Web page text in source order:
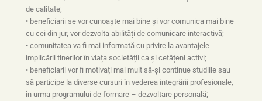
de calitate;
• beneficiarii se vor cunoaște mai bine și vor comunica mai bine
cu cei din jur, vor dezvolta abilități de comunicare interactivă;
• comunitatea va fi mai informată cu privire la avantajele
implicării tinerilor în viața societății ca și cetățeni activi;
• beneficiarii vor fi motivați mai mult să-și continue studiile sau
să participe la diverse cursuri în vederea integrării profesionale,
în urma programului de formare – dezvoltare personală;